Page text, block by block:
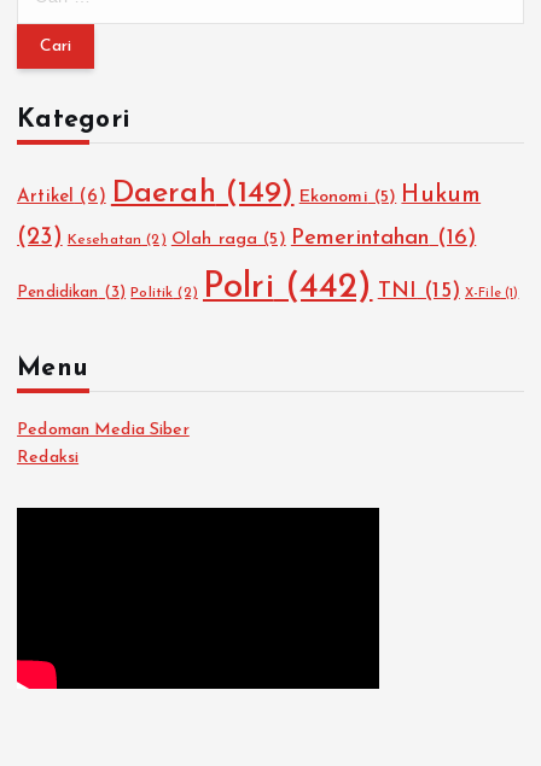
i
n
t
k
:
Kategori
Artikel (6) Daerah (149) Ekonomi (5) Hukum
(23)
Kesehatan (2) Olah raga (5) Pemerintahan (16)
Pendidikan (3) Politik (2) Polri (442) TNI (15) X-File(1)
Menu
Pedoman Media Siber
Redaksi